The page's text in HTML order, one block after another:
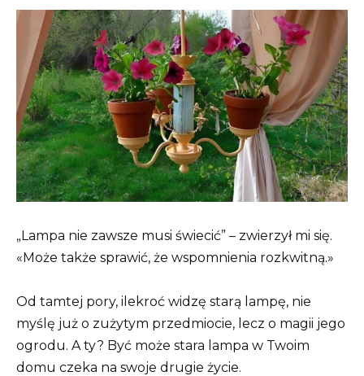
„Lampa nie zawsze musi świecić” – zwierzył mi się.
«Może także sprawić, że wspomnienia rozkwitną.»
Od tamtej pory, ilekroć widzę starą lampę, nie
myślę już o zużytym przedmiocie, lecz o magii jego
ogrodu. A ty? Być może stara lampa w Twoim
domu czeka na swoje drugie życie.